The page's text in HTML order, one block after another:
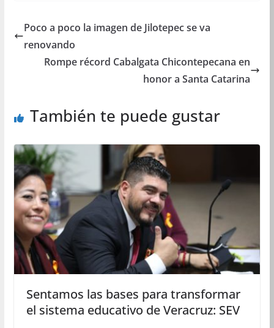
Poco a poco la imagen de Jilotepec se va
renovando
Rompe récord Cabalgata Chicontepecana en
honor a Santa Catarina
También te puede gustar
Sentamos las bases para transformar
el sistema educativo de Veracruz: SEV